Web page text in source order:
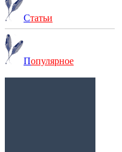
Статьи
Популярное